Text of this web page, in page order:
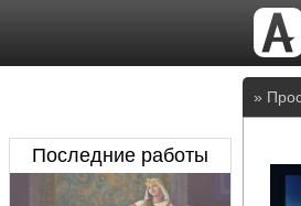
»
Последние работы